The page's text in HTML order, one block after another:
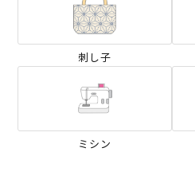
刺し子
ミシン